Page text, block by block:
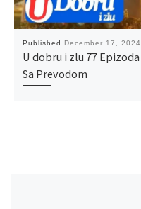
Published December 17, 2024
U dobru i zlu 77 Epizoda
Sa Prevodom